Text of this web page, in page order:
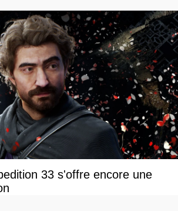
33 s'offre encore une